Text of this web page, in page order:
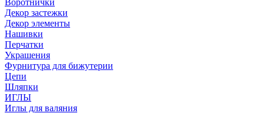
Воротнички
Декор застежки
Декор элементы
Нашивки
Перчатки
Украшения
Фурнитура для бижутерии
Цепи
Шляпки
ИГЛЫ
Иглы для валяния